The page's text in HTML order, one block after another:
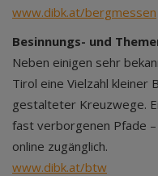
www.dibk.at/bergmessen
Besinnungs- und
Neben einigen sehr
Tirol eine Vielzahl kleiner
gestalteter Kreuzwege.
fast verborgenen Pfade
online zugänglich.
www.dibk.at/btw